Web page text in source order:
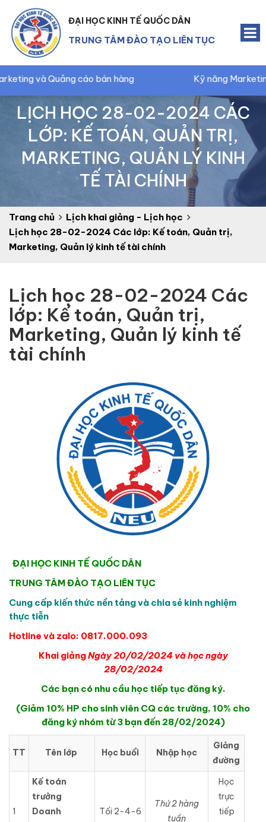
ĐẠI HỌC KINH TẾ QUỐC DÂN
TRUNG TÂM ĐÀO TẠO LIÊN TỤC
cáo bán hàng Kỹ năng Marketing và Truyền
LỊCH HỌC 28-02-2024 CÁC
LỚP: KẾ TOÁN, QUẢN TRỊ,
MARKETING, QUẢN LÝ KINH
TẾ TÀI CHÍNH
Trang chủ
Lịch khai giảng - Lịch học
Lịch học 28-02-2024 Các lớp: Kế toán, Quản trị,
Marketing, Quản lý kinh tế tài chính
Lịch học 28-02-2024 Các
lớp: Kế toán, Quản trị,
Marketing, Quản lý kinh tế
tài chính
ĐẠI HỌC KINH TẾ QUỐC DÂN
TRUNG TÂM ĐÀO TẠO LIÊN TỤC
Cung cấp kiến thức nền tảng và chia sẻ kinh nghiệm
thực tiễn
Hotline và zalo: 0817.000.093
Khai giảngNgày 20/02/2024 và học ngày
28/02/2024
Các bạn có nhu cầu học tiếp tục đăng ký.
(Giảm 10% HP cho sinh viên CQ các trường, 10% cho
đăng ký nhóm từ 3 bạn đến 28/02/2024)
TT Tên lớp Học buổi Nhập học
Giảng
đường
1
Kế toán
trưởng
Doanh
Tối 2-4-6
Thứ 2 hàng
tuần
Học
trực
tiếp